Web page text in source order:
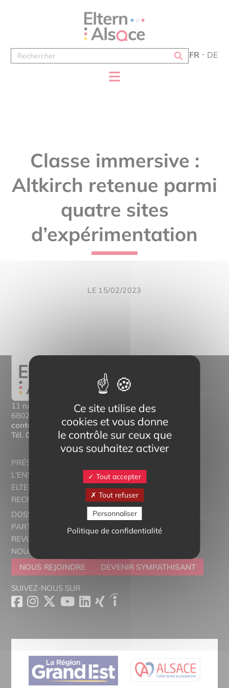
FR DE
Classe immersive :
Altkirch retenue parmi
quatre sites
d’expérimentation
LE 15/02/2023
11 rue Mittlerweg,
68025 Colmar Cedex
contact@eltern-bilinguisme.org
Tél.03 89 20 46 74
PRÉSENTATION
L'ENSEIGNEMENT BILINGUE
ELTERN ALSACE - EUROSTAGES
RECRUTORRS
DOSSIERS THÉMATIQUES
PARTENAIRES
REVUE DE PRESSE
NOUS CONTACTER
NOUS REJOINDRE
DEVENIR SYMPATHISANT
SUIVEZ-NOUS SUR
Ce site utilise des
cookies et vous donne
le contrôle sur ceux que
vous souhaitez activer
Tout accepter
Tout refuser
Personnaliser
Politique de confidentialité